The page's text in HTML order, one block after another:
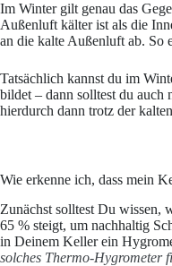
Im Winter gilt genau das
Außenluft kälter ist als die
an die kalte Außenluft ab. So
Tatsächlich kannst du im
bildet – dann solltest du auch
hierdurch dann trotz der
Wie erkenne ich, dass mein
Zunächst solltest Du wissen,
65 % steigt, um nachhaltig
in Deinem Keller ein
solches Thermo-Hygrometer